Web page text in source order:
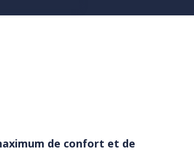
de confort et de